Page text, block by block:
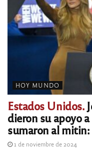
HOY MUNDO
Estados Unidos.
dieron su apoyo
sumaron al
1 de noviembre de 2024